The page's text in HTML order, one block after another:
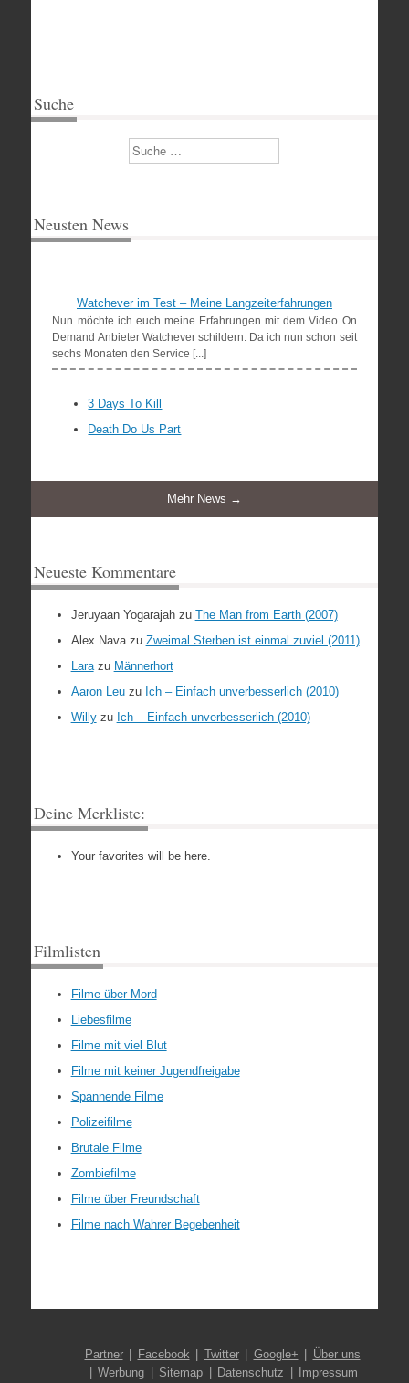
Suche
Suchen
Neusten News
Watchever im Test – Meine Langzeiterfahrungen
Nun möchte ich euch meine Erfahrungen mit dem Video On
Demand Anbieter Watchever schildern. Da ich nun schon seit
sechs Monaten den Service [...]
3 Days To Kill
Death Do Us Part
Mehr News →
Neueste Kommentare
Jeruyaan Yogarajahzu The Man from Earth (2007)
Alex Navazu Zweimal Sterben ist einmal zuviel (2011)
Larazu Männerhort
Aaron Leuzu Ich – Einfach unverbesserlich (2010)
Willyzu Ich – Einfach unverbesserlich (2010)
Deine Merkliste:
Your favorites will be here.
Filmlisten
Filme über Mord
Liebesfilme
Filme mit viel Blut
Filme mit keiner Jugendfreigabe
Spannende Filme
Polizeifilme
Brutale Filme
Zombiefilme
Filme über Freundschaft
Filme nach Wahrer Begebenheit
Partner Facebook Twitter Google+
Über uns
Werbung
Sitemap Datenschutz Impressum